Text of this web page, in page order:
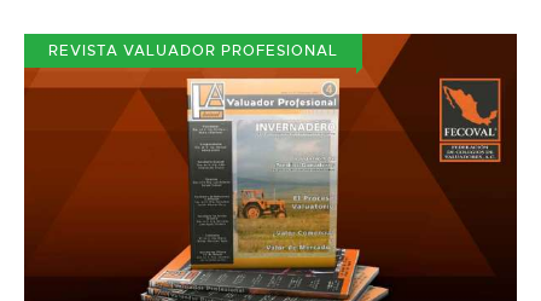
REVISTA VALUADOR PROFESIONAL